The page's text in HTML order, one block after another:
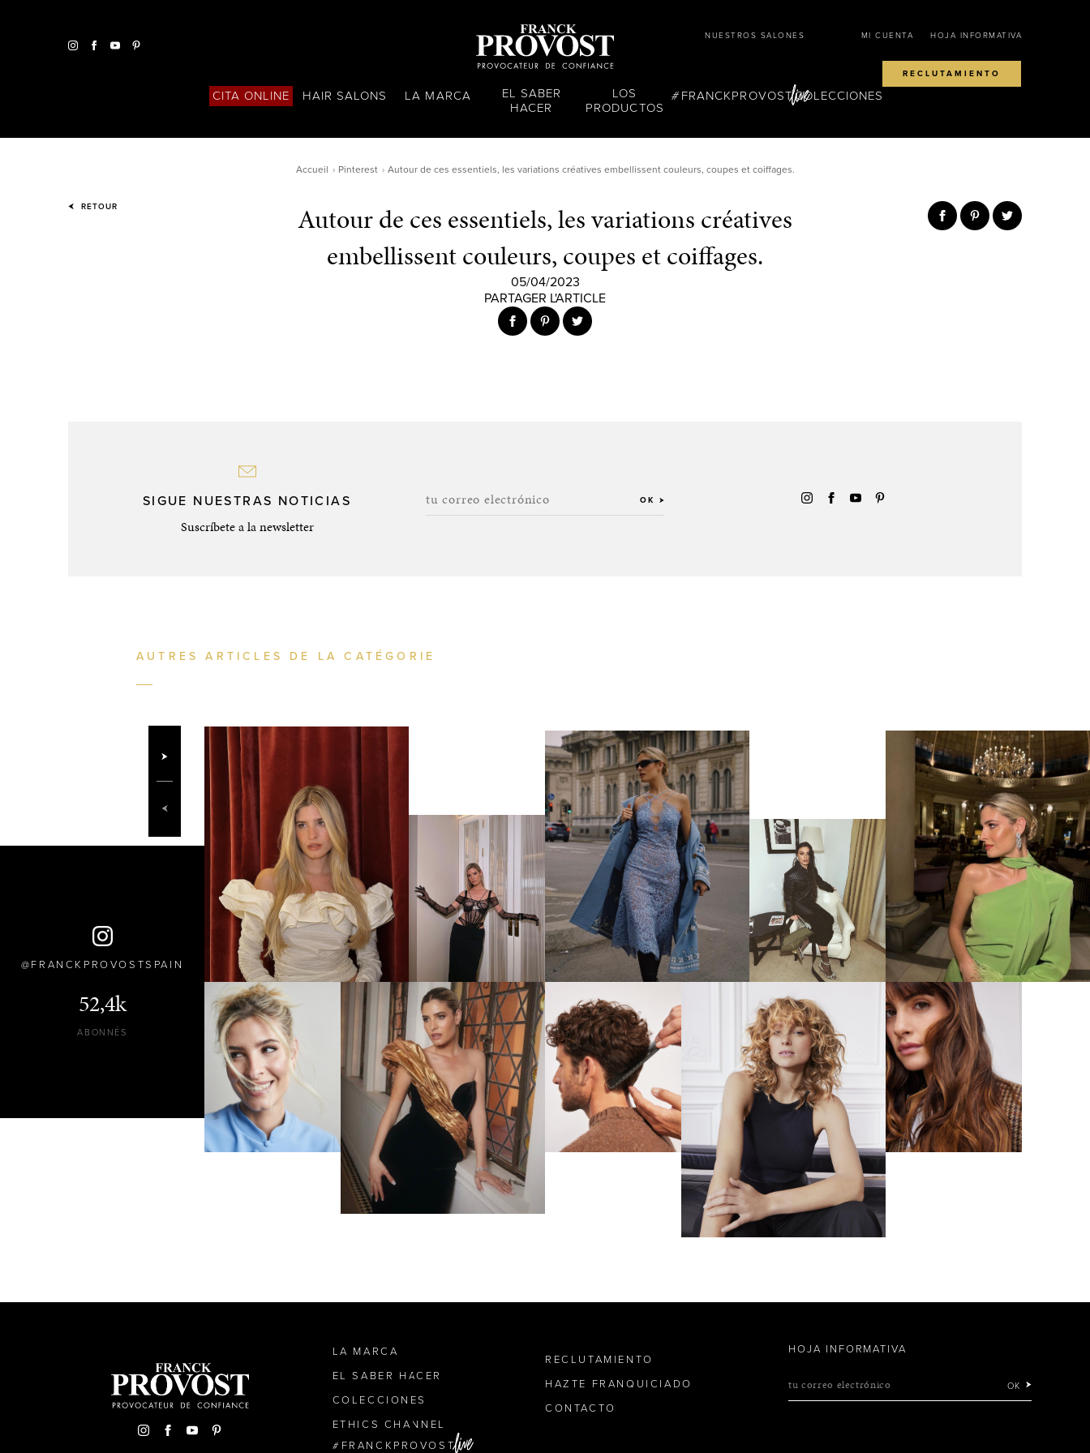
NUESTROS SALONES MI CUENTA HOJA INFORMATIVA
RECLUTAMIENTO
CITA ONLINE HAIR SALONS LA MARCA
EL SABER
HACER
LOS
PRODUCTOS
FRANCKPROVOSTCOLECCIONES
Accueil Pinterest Autour de ces essentiels, les variations créatives embellissent couleurs, coupes et coiffages.
RETOUR
Autour de ces essentiels, les variations créatives
embellissent couleurs, coupes et coiffages.
05/04/2023
PARTAGER L'ARTICLE
SIGUE NUESTRAS NOTICIAS
Suscríbete a la newsletter
tu correo electrónico OK
AUTRES ARTICLES DE LA CATÉGORIE
FRANCKPROVOSTSPAIN
52,4k
ABONNÉS
LA MARCA
EL SABER HACER
COLECCIONES
ETHICS CHANNEL
FRANCKPROVOST
RECLUTAMIENTO
HAZTE FRANQUICIADO
CONTACTO
HOJA INFORMATIVA
tu correo electrónico OK